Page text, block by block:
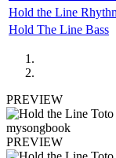
Hold the Line
Hold The Line Bass
PREVIEW
PREVIEW